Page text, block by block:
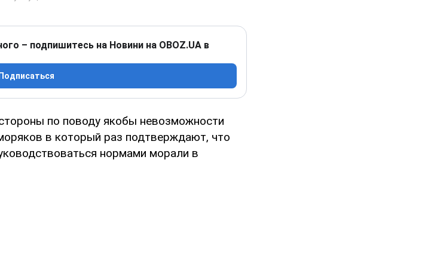
– подпишитесь на Новини на OBOZ.UA в
Подписаться
по поводу якобы невозможности
в который раз подтверждают, что
нормами морали в